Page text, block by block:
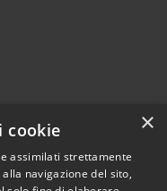
×
cookie
assimilati strettamente
navigazione del sito,